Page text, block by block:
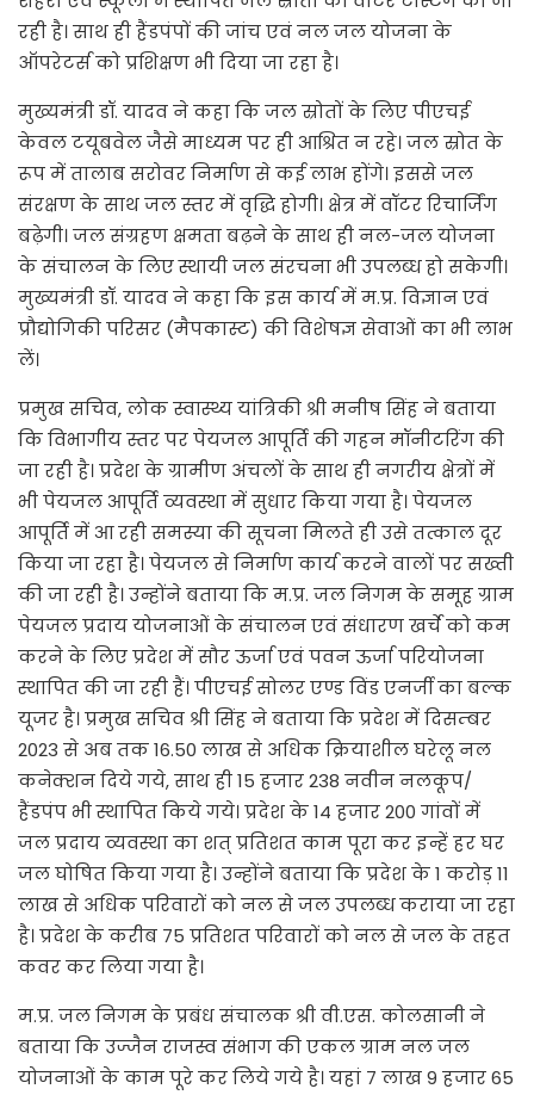
रही है। साथ ही हैंडपंपों की जांच एवं नल जल योजना के
ऑपरेटर्स को प्रशिक्षण भी दिया जा रहा है।
मुख्यमंत्री डॉ. यादव ने कहा कि जल स्रोतों के लिए पीएचई
केवल टयूबवेल जैसे माध्यम पर ही आश्रित न रहे। जल स्रोत के
रूप में तालाब सरोवर निर्माण से कई लाभ होंगे। इससे जल
संरक्षण के साथ जल स्तर में वृद्धि होगी। क्षेत्र में वॉटर रिचार्जिंग
बढ़ेगी। जल संग्रहण क्षमता बढ़ने के साथ ही नल-जल योजना
के संचालन के लिए स्थायी जल संरचना भी उपलब्ध हो सकेगी।
मुख्यमंत्री डॉ. यादव ने कहा कि इस कार्य में म.प्र. विज्ञान एवं
प्रौद्योगिकी परिसर (मैपकास्ट) की विशेषज्ञ सेवाओं का भी लाभ
लें।
प्रमुख सचिव, लोक स्वास्थ्य यांत्रिकी श्री मनीष सिंह ने बताया
कि विभागीय स्तर पर पेयजल आपूर्ति की गहन मॉनीटरिंग की
जा रही है। प्रदेश के ग्रामीण अंचलों के साथ ही नगरीय क्षेत्रों में
भी पेयजल आपूर्ति व्यवस्था में सुधार किया गया है। पेयजल
आपूर्ति में आ रही समस्या की सूचना मिलते ही उसे तत्काल दूर
किया जा रहा है। पेयजल से निर्माण कार्य करने वालों पर सख्ती
की जा रही है। उन्होंने बताया कि म.प्र. जल निगम के समूह ग्राम
पेयजल प्रदाय योजनाओं के संचालन एवं संधारण खर्चे को कम
करने के लिए प्रदेश में सौर ऊर्जा एवं पवन ऊर्जा परियोजना
स्थापित की जा रही हैं। पीएचई सोलर एण्ड विंड एनर्जी का बल्क
यूजर है। प्रमुख सचिव श्री सिंह ने बताया कि प्रदेश में दिसम्बर
2023 से अब तक 16.50 लाख से अधिक क्रियाशील घरेलू नल
कनेक्शन दिये गये, साथ ही 15 हजार 238 नवीन नलकूप/
हैंडपंप भी स्थापित किये गये। प्रदेश के 14 हजार 200 गांवों में
जल प्रदाय व्यवस्था का शत् प्रतिशत काम पूरा कर इन्हें हर घर
जल घोषित किया गया है। उन्होंने बताया कि प्रदेश के 1 करोड़ 11
लाख से अधिक परिवारों को नल से जल उपलब्ध कराया जा रहा
है। प्रदेश के करीब 75 प्रतिशत परिवारों को नल से जल के तहत
कवर कर लिया गया है।
म.प्र. जल निगम के प्रबंध संचालक श्री वी.एस. कोलसानी ने
बताया कि उज्जैन राजस्व संभाग की एकल ग्राम नल जल
योजनाओं के काम पूरे कर लिये गये है। यहां 7 लाख 9 हजार 65